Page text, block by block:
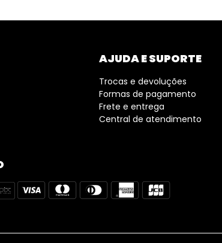
AJUDA E SUPORTE
Trocas e devoluções
Formas de pagamento
Frete e entrega
Central de atendimento